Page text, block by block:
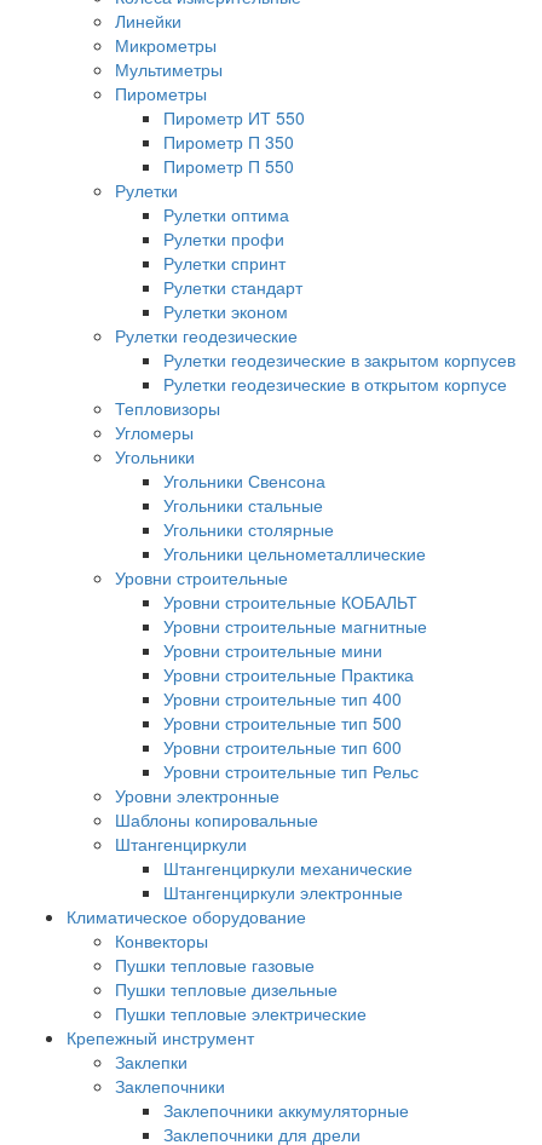
Линейки
Микрометры
Мультиметры
Пирометры
Пирометр ИТ 550
Пирометр П 350
Пирометр П 550
Рулетки
Рулетки оптима
Рулетки профи
Рулетки спринт
Рулетки стандарт
Рулетки эконом
Рулетки геодезические
Рулетки геодезические в закрытом корпусев
Рулетки геодезические в открытом корпусе
Тепловизоры
Угломеры
Угольники
Угольники Свенсона
Угольники стальные
Угольники столярные
Угольники цельнометаллические
Уровни строительные
Уровни строительные КОБАЛЬТ
Уровни строительные магнитные
Уровни строительные мини
Уровни строительные Практика
Уровни строительные тип 400
Уровни строительные тип 500
Уровни строительные тип 600
Уровни строительные тип Рельс
Уровни электронные
Шаблоны копировальные
Штангенциркули
Штангенциркули механические
Штангенциркули электронные
Климатическое оборудование
Конвекторы
Пушки тепловые газовые
Пушки тепловые дизельные
Пушки тепловые электрические
Крепежный инструмент
Заклепки
Заклепочники
Заклепочники аккумуляторные
Заклепочники для дрели